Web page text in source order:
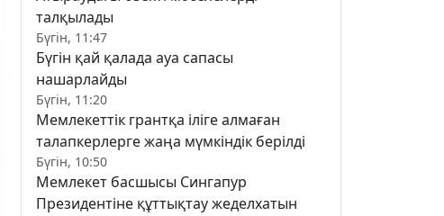
талқылады
Бүгін, 11:47
Бүгін қай қалада ауа сапасы
нашарлайды
Бүгін, 11:20
Мемлекеттік грантқа іліге алмаған
талапкерлерге жаңа мүмкіндік берілді
Бүгін, 10:50
Мемлекет басшысы Сингапур
Президентіне құттықтау жеделхатын